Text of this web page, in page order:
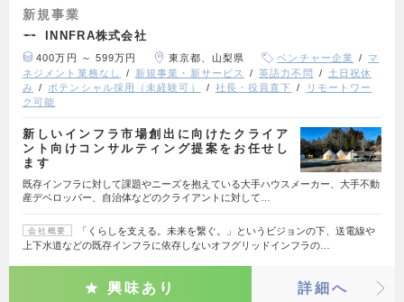
新規事業
INNFRA株式会社
400万円 ～ 599万円 東京都、山梨県 ベンチャー企業
マ
ネジメント業務なし
新規事業・新サービス 英語力不問
土日祝休
み
ポテンシャル採用（未経験可） 社長・役員直下
リモートワー
ク可能
新しいインフラ市場創出に向けたクライア
ント向けコンサルティング提案をお任せし
ます
既存インフラに対して課題やニーズを抱えている大手ハウスメーカー、大手不動
産デベロッパー、自治体などのクライアントに対して…
会社概要
「くらしを支える。未来を繋ぐ。」というビジョンの下、送電線や
上下水道などの既存インフラに依存しないオフグリッドインフラの…
興味あり 詳細へ